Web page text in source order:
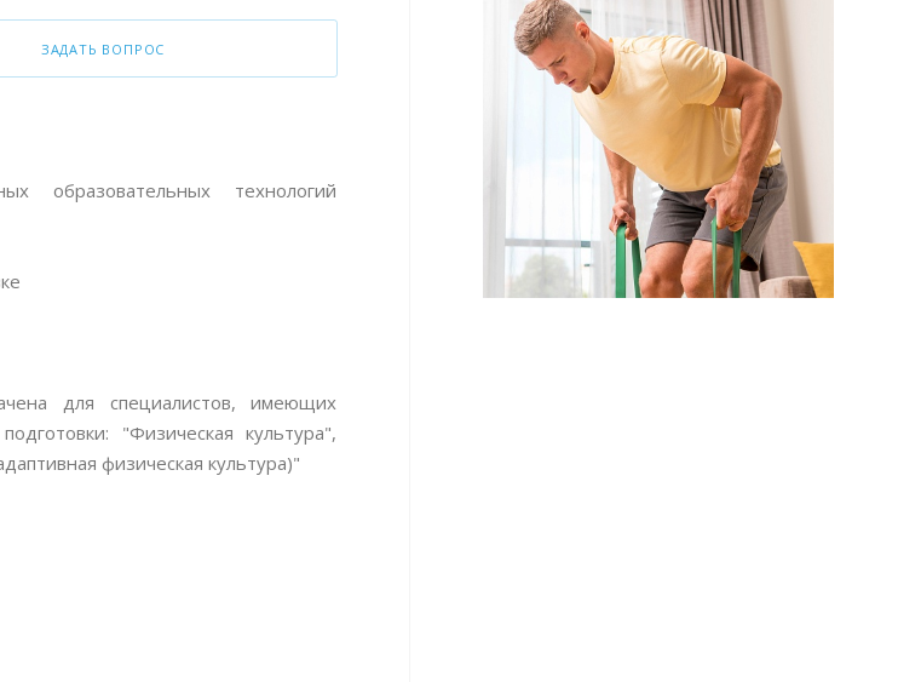
ЗАДАТЬ ВОПРОС
образовательных технологий
для специалистов, имеющих
"Физическая культура",
физическая культура)"